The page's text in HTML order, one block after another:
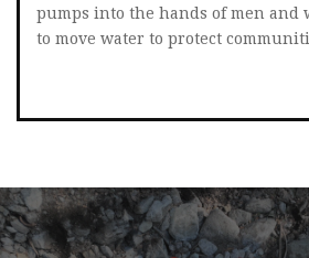
pumps into the hands of men and
to move water to protect